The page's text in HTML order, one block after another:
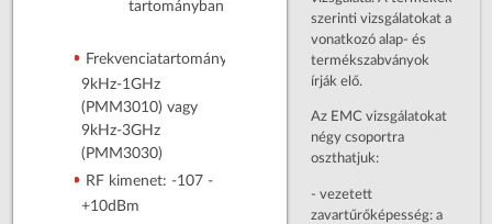
tartományban
Frekvenciatartomány:
9kHz-1GHz
(PMM3010) vagy
9kHz-3GHz
(PMM3030)
RF kimenet: -107 -
+10dBm
szerinti vizsgálatokat a
vonatkozó alap- és
termékszabványok
írják elő.
Az EMC vizsgálatokat
négy csoportra
oszthatjuk:
- vezetett
zavartűrőképesség: a